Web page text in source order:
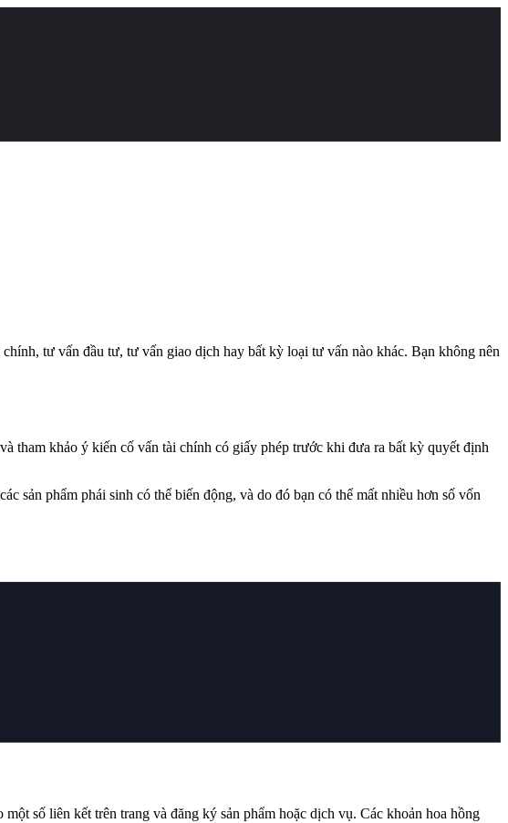
tư vấn đầu tư, tư vấn giao dịch hay bất kỳ loại tư vấn nào khác. Bạn không nên
tham khảo ý kiến cố vấn tài chính có giấy phép trước khi đưa ra bất kỳ quyết định
sản phẩm phái sinh có thể biến động, và do đó bạn có thể mất nhiều hơn số vốn
số liên kết trên trang và đăng ký sản phẩm hoặc dịch vụ. Các khoản hoa hồng